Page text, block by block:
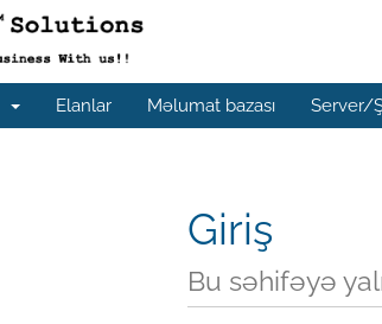
Elanlar Məlumat bazası Server/
Giriş
Bu səhifəyə